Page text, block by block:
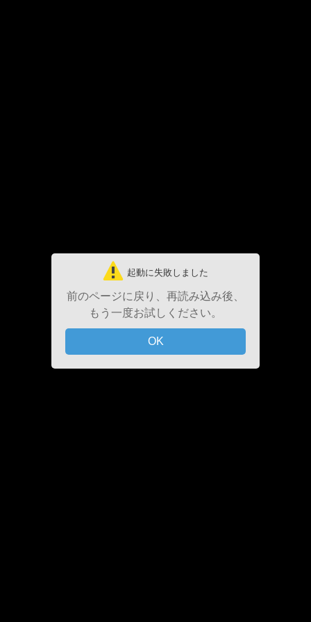
起動に失敗しました
前のページに戻り、再読み込み後、
もう一度お試しください。
OK